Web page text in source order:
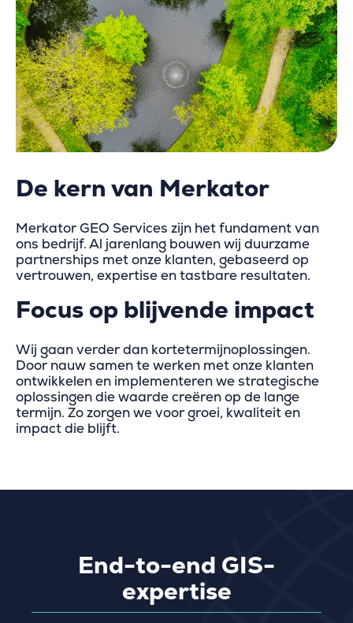
De kern van Merkator
Merkator GEO Services zijn het fundament van
ons bedrijf. Al jarenlang bouwen wij duurzame
partnerships met onze klanten, gebaseerd op
vertrouwen, expertise en tastbare resultaten.
Focus op blijvende impact
Wij gaan verder dan kortetermijnoplossingen.
Door nauw samen te werken met onze klanten
ontwikkelen en implementeren we strategische
oplossingen die waarde creëren op de lange
termijn. Zo zorgen we voor groei, kwaliteit en
impact die blijft.
End-to-end GIS-
expertise